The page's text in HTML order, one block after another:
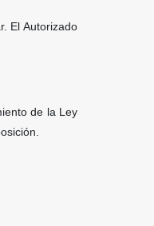
El Autorizado
de la Ley